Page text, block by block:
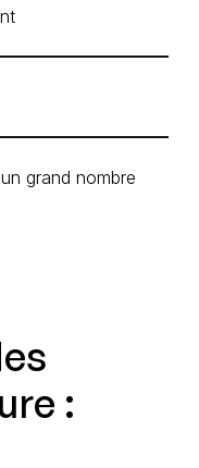
grand nombre
: